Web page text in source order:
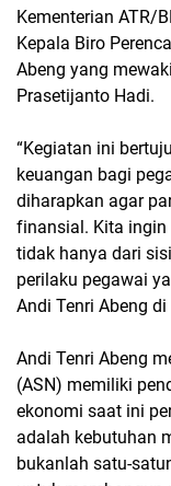
Kementerian ATR/
Kepala Biro
Abeng yang
Prasetijanto Hadi.
“Kegiatan ini
keuangan bagi
diharapkan agar
finansial. Kita
tidak hanya dari
perilaku pegawai
Andi Tenri Abeng
Andi Tenri Abeng
(ASN) memiliki
ekonomi saat ini
adalah kebutuhan
bukanlah satu-